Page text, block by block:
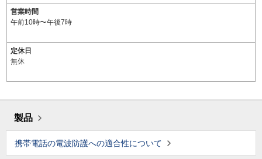
営業時間
午前10時〜午後7時
定休日
無休
製品
携帯電話の電波防護への適合性について